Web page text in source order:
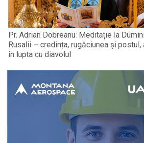
Pr. Adrian Dobreanu: Meditație la
Rusalii – credința, rugăciunea și
în lupta cu diavolul